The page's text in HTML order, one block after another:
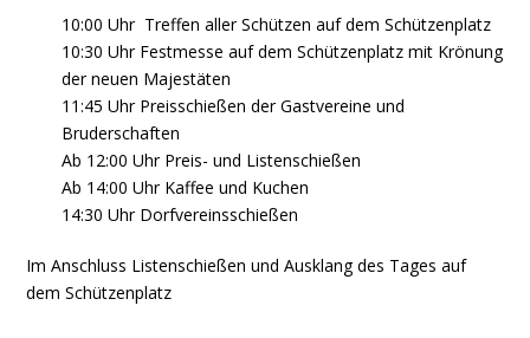
10:00 Uhr Treffen aller Schützen auf dem Schützenplatz
10:30 Uhr Festmesse auf dem Schützenplatz mit Krönung
der neuen Majestäten
11:45 Uhr Preisschießen der Gastvereine und
Bruderschaften
Ab 12:00 Uhr Preis- und Listenschießen
Ab 14:00 Uhr Kaffee und Kuchen
14:30 Uhr Dorfvereinsschießen
Im Anschluss Listenschießen und Ausklang des Tages auf
dem Schützenplatz